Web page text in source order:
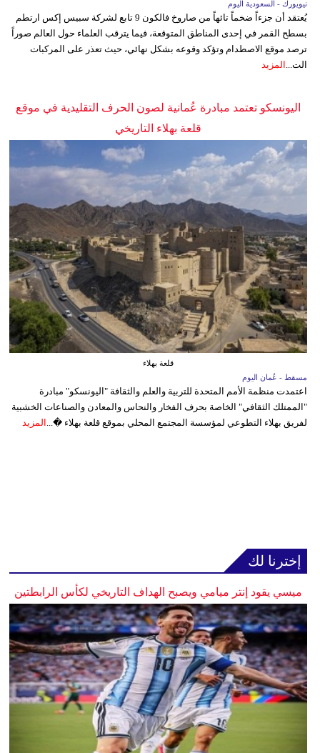
نيويورك - السعودية اليوم
يُعتقد أن جزءاً ضخماً تائهاً من صاروخ فالكون 9 تابع لشركة سبيس إكس ارتطم
بسطح القمر في إحدى المناطق المتوقعة، فيما يترقب العلماء حول العالم صوراً
ترصد موقع الاصطدام وتؤكد وقوعه بشكل نهائي، حيث تعذر على المركبات
الت... المزيد
اليونسكو تعتمد مبادرة عُمانية لصون الحرف التقليدية في موقع
قلعة بهلاء التاريخي
قلعة بهلاء
مسقط - عُمان اليوم
اعتمدت منظمة الأمم المتحدة للتربية والعلم والثقافة "اليونسكو" مبادرة
"الممتلك الثقافي" الخاصة بحرف الفخار والنحاس والمعادن والصناعات الخشبية
لفريق بهلاء التطوعي لمؤسسة المجتمع المحلي بموقع قلعة بهلاء �... المزيد
إخترنا لك
ميسي يقود إنتر ميامي ويصبح الهداف التاريخي لكأس الرابطتين